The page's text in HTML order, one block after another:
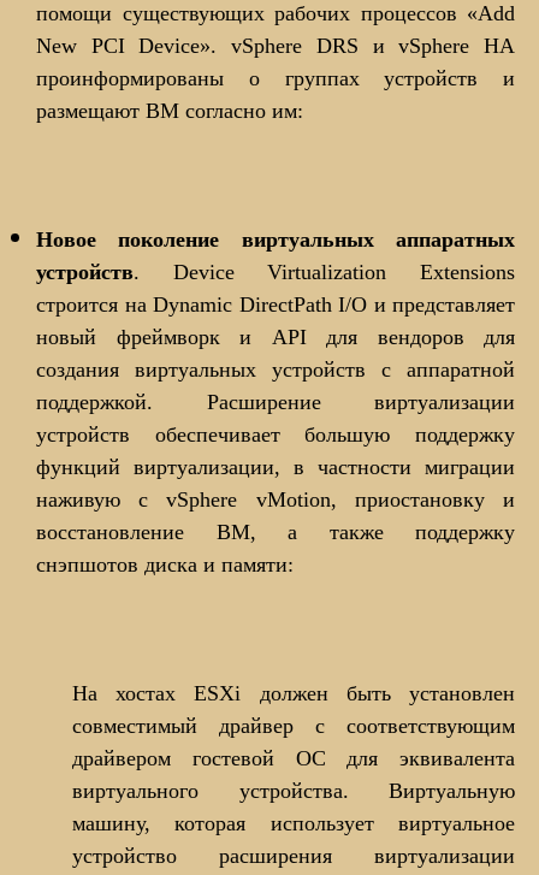
помощи существующих рабочих процессов «Add
New PCI Device». vSphere DRS и vSphere HA
проинформированы о группах устройств и
размещают ВМ согласно им:
Новое поколение виртуальных аппаратных
устройств. Device Virtualization Extensions
строится на Dynamic DirectPath I/O и представляет
новый фреймворк и API для вендоров для
создания виртуальных устройств с аппаратной
поддержкой. Расширение виртуализации
устройств обеспечивает большую поддержку
функций виртуализации, в частности миграции
наживую с vSphere vMotion, приостановку и
восстановление ВМ, а также поддержку
снэпшотов диска и памяти:
На хостах ESXi должен быть установлен
совместимый драйвер с соответствующим
драйвером гостевой ОС для эквивалента
виртуального устройства. Виртуальную
машину, которая использует виртуальное
устройство расширения виртуализации